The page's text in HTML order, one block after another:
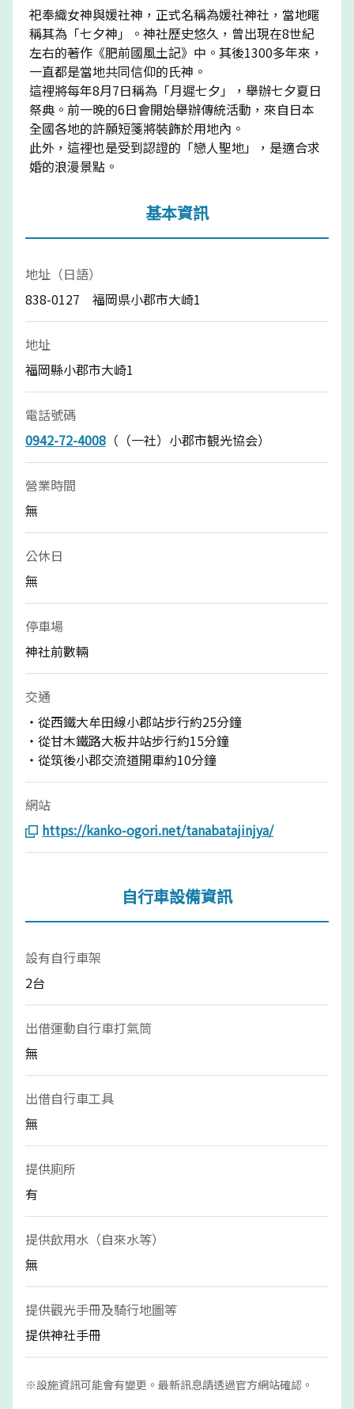
祀奉織女神與媛社神，正式名稱為媛社神社，當地暱
稱其為「七夕神」。神社歷史悠久，曾出現在8世紀
左右的著作《肥前國風土記》中。其後1300多年來，
一直都是當地共同信仰的氏神。
這裡將每年8月7日稱為「月遲七夕」，舉辦七夕夏日
祭典。前一晚的6日會開始舉辦傳統活動，來自日本
全國各地的許願短箋將裝飾於用地內。
此外，這裡也是受到認證的「戀人聖地」，是適合求
婚的浪漫景點。
基本資訊
地址（日語）
838-0127 福岡県小郡市大崎1
地址
福岡縣小郡市大崎1
電話號碼
0942-72-4008 （（一社）小郡市観光協会）
營業時間
無
公休日
無
停車場
神社前數輛
交通
・從西鐵大牟田線小郡站步行約25分鐘
・從甘木鐵路大板井站步行約15分鐘
・從筑後小郡交流道開車約10分鐘
網站
https://kanko-ogori.net/tanabatajinjya/
自行車設備資訊
設有自行車架
2台
出借運動自行車打氣筒
無
出借自行車工具
無
提供廁所
有
提供飲用水（自來水等）
無
提供觀光手冊及騎行地圖等
提供神社手冊
※設施資訊可能會有變更。最新訊息請透過官方網站確認。